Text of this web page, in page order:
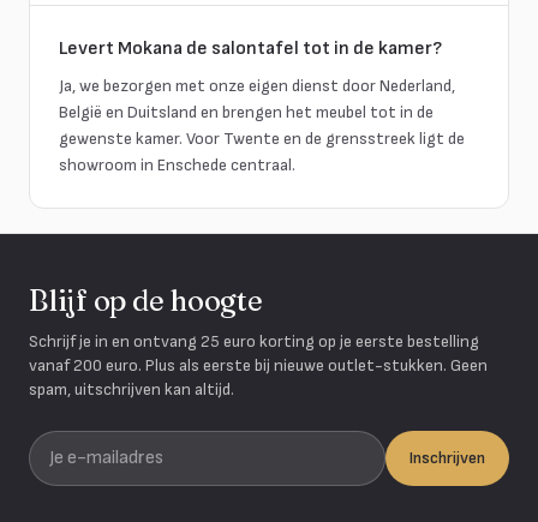
Levert Mokana de salontafel tot in de kamer?
Ja, we bezorgen met onze eigen dienst door Nederland,
België en Duitsland en brengen het meubel tot in de
gewenste kamer. Voor Twente en de grensstreek ligt de
showroom in Enschede centraal.
Blijf op de hoogte
Schrijf je in en ontvang 25 euro korting op je eerste bestelling
vanaf 200 euro. Plus als eerste bij nieuwe outlet-stukken. Geen
spam, uitschrijven kan altijd.
Je e-mailadres
Inschrijven